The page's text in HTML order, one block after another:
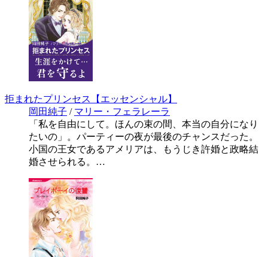
拒まれたプリンセス【エッセンシャル】
岡田純子 / マリー・フェラレーラ
「私を自由にして。ほんの束の間、本当の自分になり
たいの」。パーティーの夜が最後のチャンスだった。
小国の王女であるアメリアは、もうじき許婚と政略結
婚させられる。…